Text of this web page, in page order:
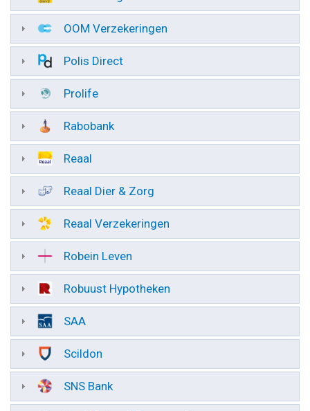
OOM Verzekeringen
Polis Direct
Prolife
Rabobank
Reaal
Reaal Dier & Zorg
Reaal Verzekeringen
Robein Leven
Robuust Hypotheken
SAA
Scildon
SNS Bank